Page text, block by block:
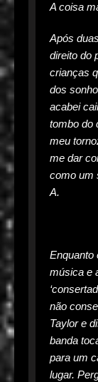
A coisa
Após
direito do
crianças
dos
acabei
tombo do
meu
me dar
como um
A.
Enquanto
música e
não
Taylor e
banda
para um
lugar.